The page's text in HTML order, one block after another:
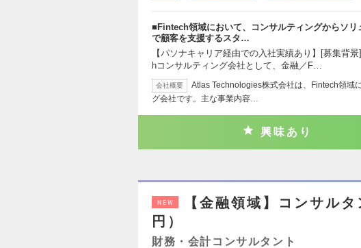
■Fintech領域において、コンサルティングからソリ
で顧客を支援するスタ…
【パソナキャリア経由での入社実績あり】[募集背
hコンサルティング会社として、金融／F…
会社概要
Atlas Technologies株式会社は、Fintech領域
グ会社です。主な事業内容…
興味あり
NEW
【金融領域】コンサル
円）
財務・会計コンサルタント